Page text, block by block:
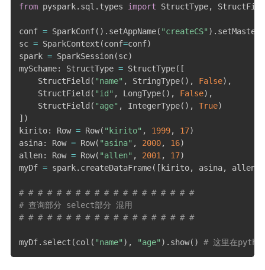
from pyspark. sql . types import StructType,
conf = SparkConf( ) . setAppName( "createCS" ) . setMaster
sc = SparkContext (conf=conf)
spark = SparkSession(sc)
mySchame: StructType = StructType( [
    StructField
( "name" , StringType( ) , False) ,
    StructField
( "id" , LongType( ) , False) ,
    StructField
( "age" , IntegerType( ) , True)
] )
kirito: Row = Row( "kirito" , 1999, 17)
asina: Row = Row( "asina" , 2000, 16)
allen: Row = Row( "allen" , 2001, 17)
myDf = spark. createDataFrame( [ kirito, asina, allen
# # # # # # # # # # # # # # # # # # #
# 查询部分 select部分 混用
# # # # # # # # # # # # # # # # # # #
myDf. select (col ( "name" ) , "age" ) . show( ) # 这里在